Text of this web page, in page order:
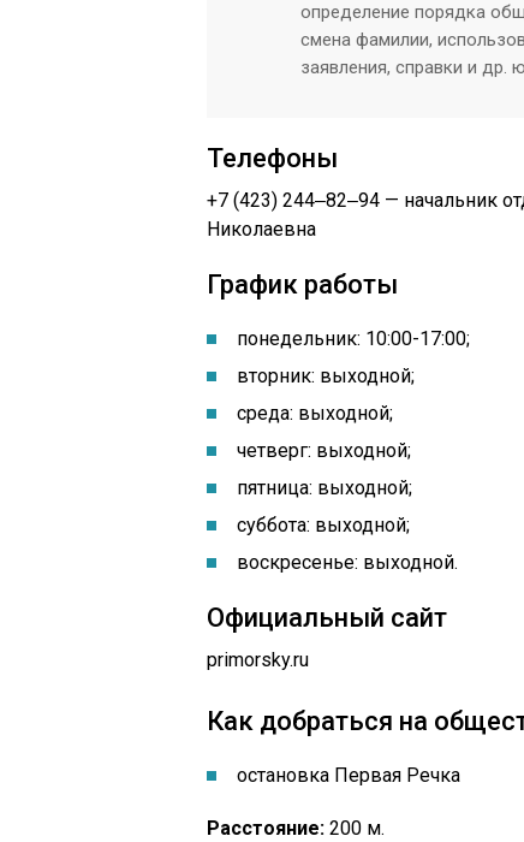
определение порядка
смена фамилии,
заявления, справки и др.
Телефоны
+7 (423) 244‒82‒94 — начальник
Николаевна
График работы
понедельник: 10:00-17:00;
вторник: выходной;
среда: выходной;
четверг: выходной;
пятница: выходной;
суббота: выходной;
воскресенье: выходной.
Официальный сайт
primorsky.ru
Как добраться на
остановка ​Первая Речка
Расстояние: 200 м.